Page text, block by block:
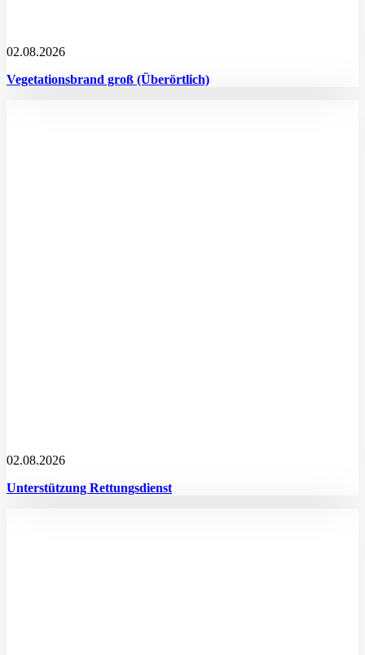
02.08.2026
Vegetationsbrand groß (Überörtlich)
02.08.2026
Unterstützung Rettungsdienst